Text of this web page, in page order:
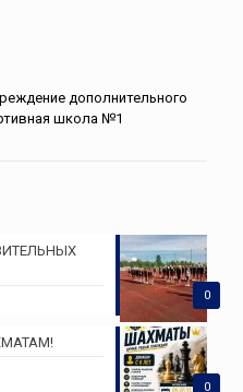
дополнительного
школа №1
0
0